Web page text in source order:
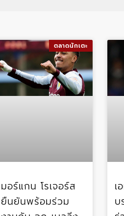
ตลาดนักเตะ
มอร์แกน โรเจอร์ส
ยืนยันพร้อมร่วม
เ
บ